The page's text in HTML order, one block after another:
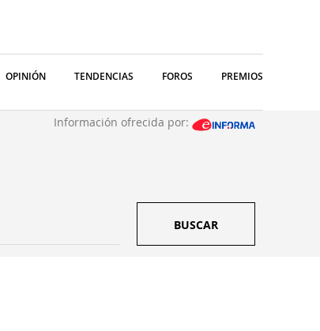
OPINIÓN TENDENCIAS FOROS PREMIOS
Información ofrecida por:
BUSCAR